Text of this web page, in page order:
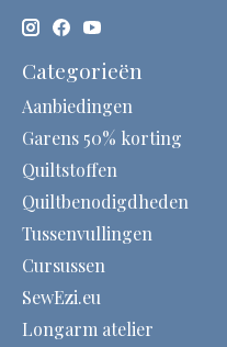
Categorieën
Aanbiedingen
Garens 50% korting
Quiltstoffen
Quiltbenodigdheden
Tussenvullingen
Cursussen
SewEzi.eu
Longarm atelier